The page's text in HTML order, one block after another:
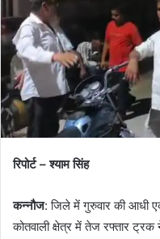
रिपोर्ट – श्याम सिंह
कन्नौज: जिले में गुरुवार की आधी
कोतवाली क्षेत्र में तेज रफ्तार